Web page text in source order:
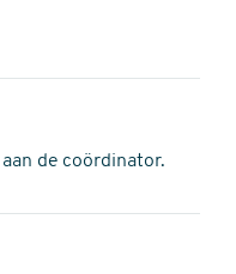
aan de coördinator.